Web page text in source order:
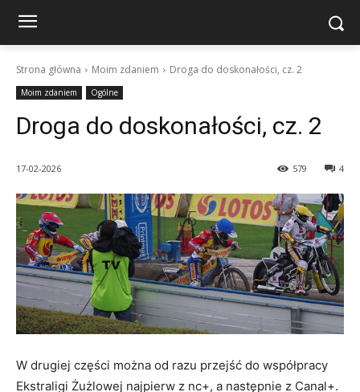
Strona główna Moim zdaniem Droga do doskonałości, cz. 2
Moim zdaniem Ogólne
Droga do doskonałości, cz. 2
17-02-2026 4
579
W drugiej części można od razu przejść do współpracy
Ekstraligi Żużlowej najpierw z nc+, a następnie z Canal+.